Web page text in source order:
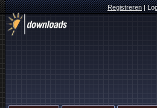
Registreren|